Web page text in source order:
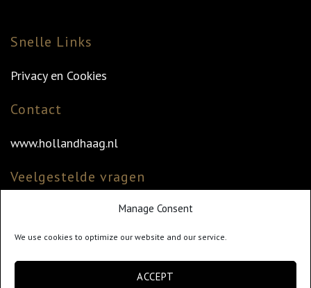
Manage Consent
We use cookies to optimize our website and our service.
ACCEPT
Snelle Links
Privacy en Cookies
Contact
www.hollandhaag.nl
Veelgestelde vragen
Veelgestelde vragen
Klantenservice